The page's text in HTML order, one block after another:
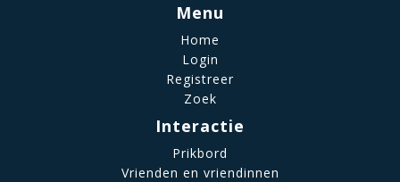
Menu
Home
Login
Registreer
Zoek
Interactie
Prikbord
Vrienden en vriendinnen